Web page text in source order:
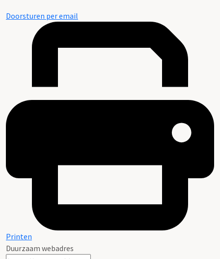
Doorsturen per email
Printen
Duurzaam webadres